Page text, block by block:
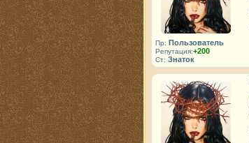
Пр: Пользователь
Репутация:+200
Ст: Знаток